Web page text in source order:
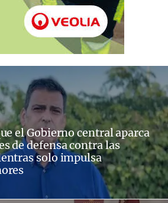
el Gobierno central aparca
de defensa contra las
solo impulsa